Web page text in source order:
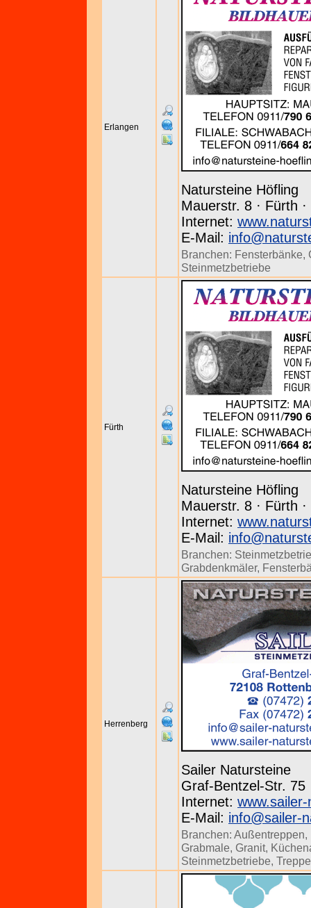
Erlangen
Natursteine Höfling
Mauerstr. 8 · Fürth
Internet:
E-Mail:
Branchen: Fensterbänke,
Steinmetzbetriebe
Fürth
Natursteine Höfling
Mauerstr. 8 · Fürth
Internet:
E-Mail:
Branchen:
Grabdenkmäler,
Herrenberg
Sailer Natursteine
Graf-Bentzel-Str. 75
Internet:
E-Mail: info@sailer-
Branchen: Außentreppen,
Grabmale, Granit,
Steinmetzbetriebe,